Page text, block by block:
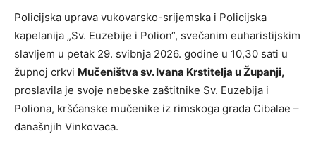
Policijska uprava vukovarsko-srijemska i Policijska
kapelanija „Sv. Euzebije i Polion“, svečanim euharistijskim
slavljem u petak 29. svibnja 2026. godine u 10,30 sati u
župnoj crkvi Mučeništva sv. Ivana Krstitelja u Županji,
proslavila je svoje nebeske zaštitnike Sv. Euzebija i
Poliona, kršćanske mučenike iz rimskoga grada Cibalae –
današnjih Vinkovaca.